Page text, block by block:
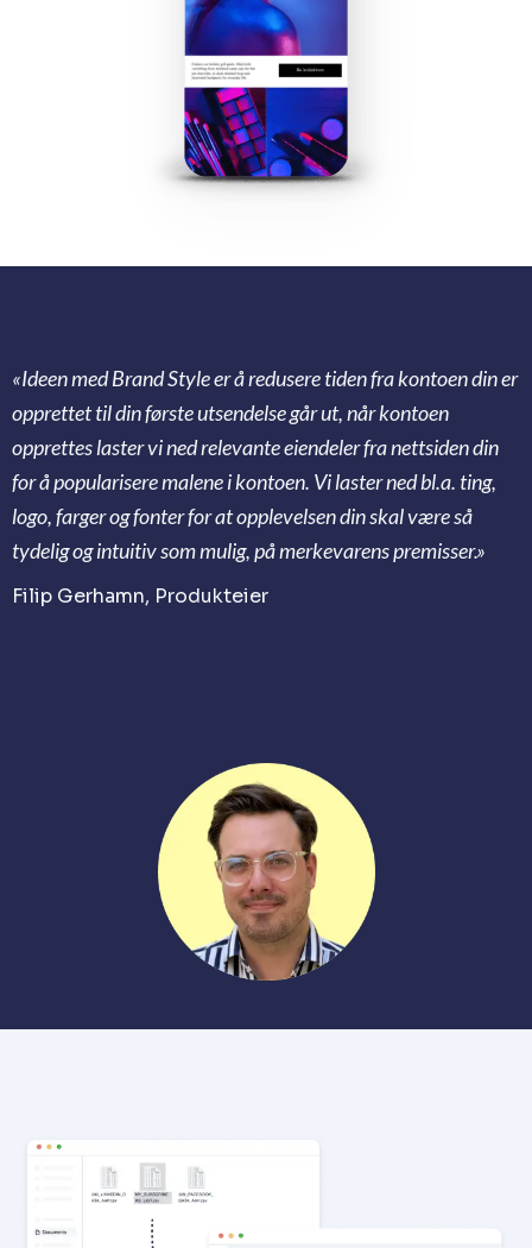
«Ideen med Brand Style er å redusere tiden fra kontoen din er
opprettet til din første utsendelse går ut, når kontoen
opprettes laster vi ned relevante eiendeler fra nettsiden din
for å popularisere malene i kontoen. Vi laster ned bl.a. ting,
logo, farger og fonter for at opplevelsen din skal være så
tydelig og intuitiv som mulig, på merkevarens premisser.»
Filip Gerhamn, Produkteier